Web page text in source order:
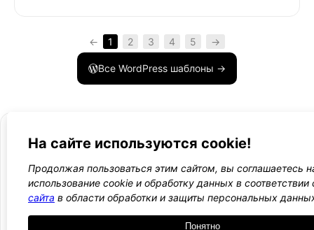
← 1 2 3 4 5 →
Все WordPress шаблоны →
WordPress лаборатория
-
-
-
Оплата
и
На сайте используются cookie!
Продолжая пользоваться этим сайтом, вы соглашаетесь
использование cookie и обработку данных в соответствии
сайта в области обработки и защиты персональных
Понятно